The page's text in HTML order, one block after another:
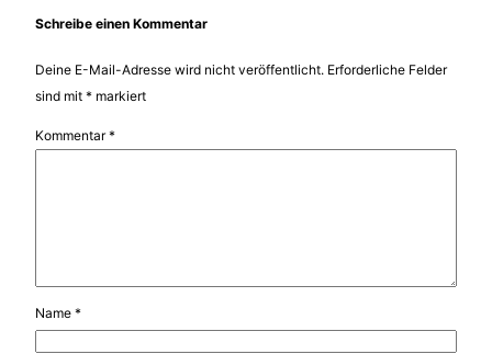
Schreibe einen Kommentar
Deine E-Mail-Adresse wird nicht veröffentlicht. Erforderliche Felder
sind mit * markiert
Kommentar*
Name *